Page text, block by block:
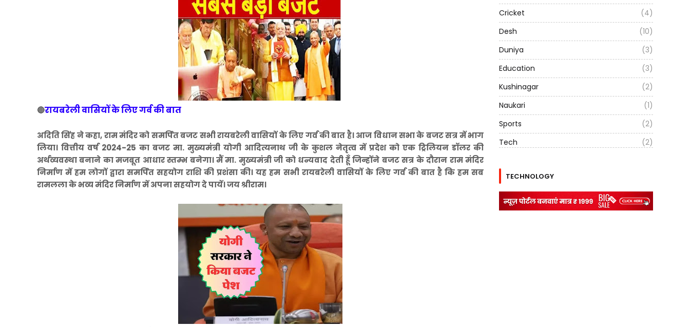
🔴रायबरेली वासियों के लिए गर्व की बात
अदिति सिंह ने कहा, राम मंदिर को समर्पित बजट सभी रायबरेली वासियों के लिए गर्व की बात है। आज विधान सभा के बजट सत्र में भाग
लिया। वित्तीय वर्ष 2024-25 का बजट मा. मुख्यमंत्री योगी आदित्यनाथ जी के कुशल नेतृत्व में प्रदेश को एक ट्रिलियन डॉलर की
अर्थव्यवस्था बनाने का मजबूत आधार स्तम्भ बनेगा। मैं मा. मुख्यमंत्री जी को धन्यवाद देती हूँ जिन्होंने बजट सत्र के दौरान राम मंदिर
निर्माण में हम लोगों द्वारा समर्पित सहयोग राशि की प्रशंसा की। यह हम सभी रायबरेली वासियों के लिए गर्व की बात है कि हम सब
रामलला के भव्य मंदिर निर्माण में अपना सहयोग दे पायें। जय श्रीराम।
Cricket
(4)
Desh
(10)
Duniya
(3)
Education
(3)
Kushinagar
(2)
Naukari
(1)
Sports
(2)
Tech
(2)
TECHNOLOGY